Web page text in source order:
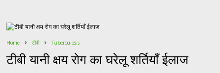
Home टीबी Tuberculosis
टीबी यानी क्षय रोग का घरेलू शर्तियाँ ईलाज